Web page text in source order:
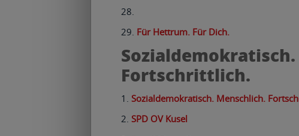
Für Hettrum. Für Dich.
Fortschrittlich.
Sozialdemokratisch. Menschlich.
SPD OV Kusel